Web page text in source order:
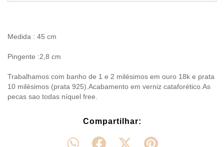
Medida : 45 cm
Pingente :2,8 cm
Trabalhamos com banho de 1 e 2 milésimos em ouro 18k e prata
10 milésimos (prata 925).Acabamento em verniz cataforético.As
pecas sao todas níquel free.
Compartilhar: